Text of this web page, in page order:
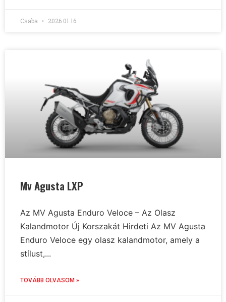
Csaba 2026.01.16.
Mv Agusta LXP
Az MV Agusta Enduro Veloce – Az Olasz
Kalandmotor Új Korszakát Hirdeti Az MV Agusta
Enduro Veloce egy olasz kalandmotor, amely a
stílust,...
TOVÁBB OLVASOM »